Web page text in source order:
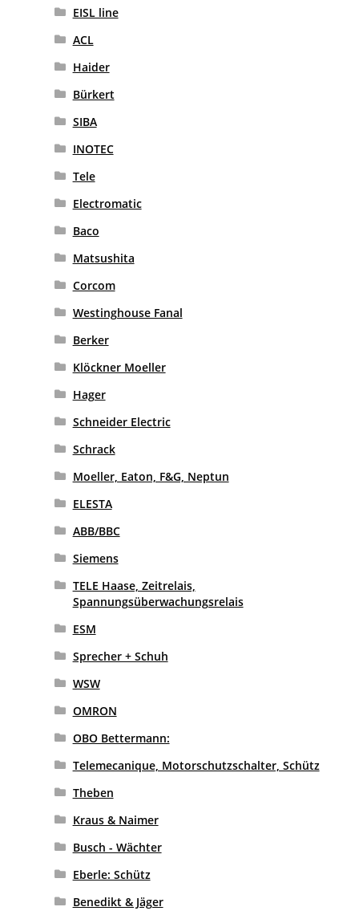
EISL line
ACL
Haider
Bürkert
SIBA
INOTEC
Tele
Electromatic
Baco
Matsushita
Corcom
Westinghouse Fanal
Berker
Klöckner Moeller
Hager
Schneider Electric
Schrack
Moeller, Eaton, F&G, Neptun
ELESTA
ABB/BBC
Siemens
TELE Haase, Zeitrelais,
Spannungsüberwachungsrelais
ESM
Sprecher + Schuh
WSW
OMRON
OBO Bettermann:
Telemecanique, Motorschutzschalter, Schütz
Theben
Kraus & Naimer
Busch - Wächter
Eberle: Schütz
Benedikt & Jäger